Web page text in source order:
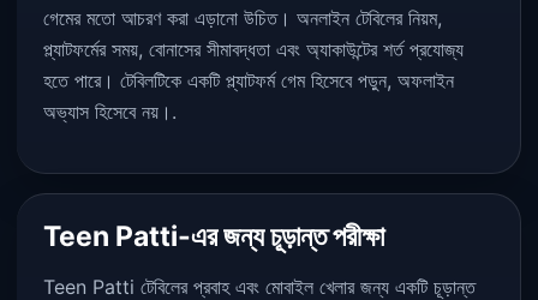
গেমের মতো আচরণ করা এড়ানো উচিত। অনলাইন টেবিলের নিয়ম,
প্ল্যাটফর্মের সময়, বোনাসের সীমাবদ্ধতা এবং অ্যাকাউন্টের শর্ত প্রযোজ্য
হতে পারে। টেবিলটিকে একটি প্ল্যাটফর্ম গেম হিসেবে পড়ুন, অফলাইন
অভ্যাস হিসেবে নয়।.
Teen Patti-এর জন্য চূড়ান্ত পরীক্ষা
Teen Patti টেবিলের প্রবাহ এবং মোবাইল খেলার জন্য একটি চূড়ান্ত